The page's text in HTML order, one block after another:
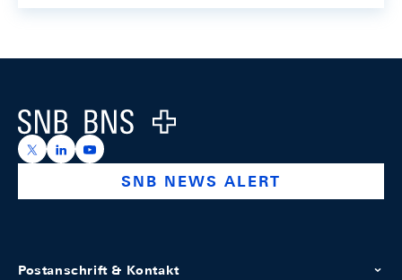
Logo
https://x.com/snb_bns
https://ch.linkedin.com/company/swiss-national-
https://www.youtube.com/@swissnationalbank
SNB NEWS ALERT
Postanschrift & Kontakt